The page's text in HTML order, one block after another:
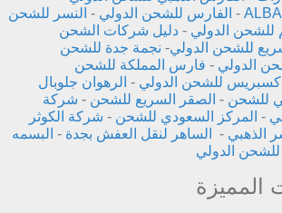
- الفارس للشحن الدولي - النسر للشحن
للشحن الدولي - دليل شركات الشحن
للشحن الدولي- نجمة جدة للشحن
الدولي - فارس المملكة للشحن
إكسبريس للشحن الدولي - الرهوان جلوبال
للشحن - الصقر السريع للشحن - شركة
- المركز السعودي للشحن - شركة الكوثر
الذهبي - الساهر لنقل العفش بجدة - البسمه
للشحن الدولي
المميزة